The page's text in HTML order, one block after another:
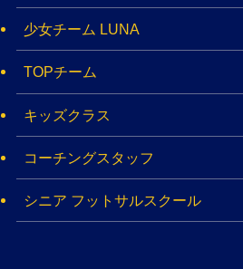
少女チーム LUNA
TOPチーム
キッズクラス
コーチングスタッフ
シニア フットサルスクール